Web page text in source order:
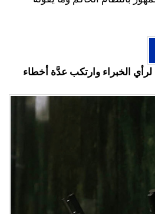
الخبراء وارتكب عدَّة أخطاء